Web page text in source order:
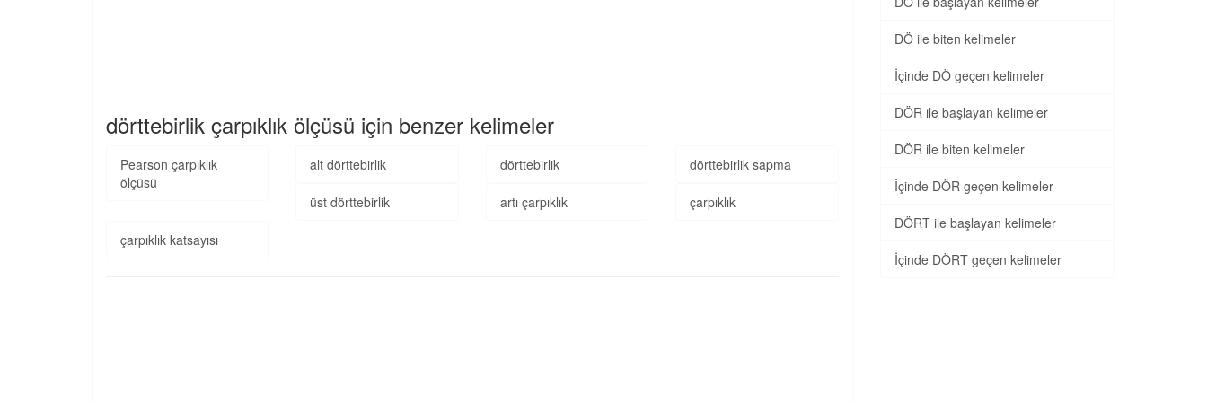
dörttebirlik çarpıklık ölçüsü için benzer kelimeler
Pearson çarpıklık
ölçüsü
alt dörttebirlik dörttebirlik dörttebirlik sapma
üst dörttebirlik artı çarpıklık çarpıklık
çarpıklık katsayısı
DÖ ile biten kelimeler
İçinde DÖ geçen kelimeler
DÖR ile başlayan kelimeler
DÖR ile biten kelimeler
İçinde DÖR geçen kelimeler
DÖRT ile başlayan kelimeler
İçinde DÖRT geçen kelimeler